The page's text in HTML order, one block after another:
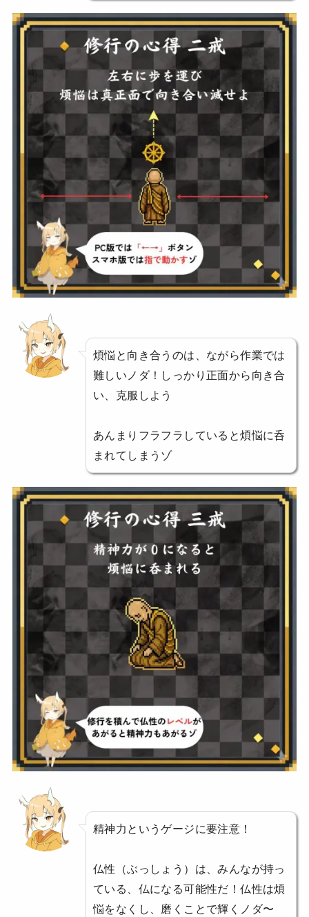
煩悩と向き合うのは、ながら作業では
難しいノダ！しっかり正面から向き合
い、克服しよう
あんまりフラフラしていると煩悩に呑
まれてしまうゾ
精神力というゲージに要注意！
仏性（ぶっしょう）は、みんなが持っ
ている、仏になる可能性だ！仏性は煩
悩をなくし、磨くことで輝くノダ〜